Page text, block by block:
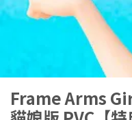
Frame Arms